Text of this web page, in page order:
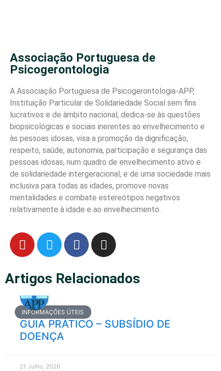
Associação Portuguesa de
Psicogerontologia
A Associação Portuguesa de Psicogerontologia-APP,
Instituição Particular de Solidariedade Social sem fins
lucrativos e de âmbito nacional, dedica-se às questões
biopsicológicas e sociais inerentes ao envelhecimento e
às pessoas idosas, visa a promoção da dignificação,
respeito, saúde, autonomia, participação e segurança das
pessoas idosas, num quadro de envelhecimento ativo e
de solidariedade intergeracional, e de uma sociedade mais
inclusiva para todas as idades, promove novas
mentalidades e combate estereótipos negativos
relativamente à idade e ao envelhecimento.
Artigos Relacionados
INFORMAÇÕES ÚTEIS
GUIA PRÁTICO – SUBSÍDIO DE
DOENÇA
21 Julho, 2026